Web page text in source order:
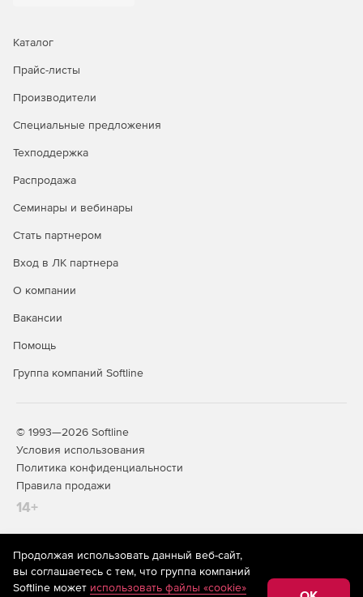
Volume Rendering
Линейные Передаточные функции для каждого
Фильтрация вокселей объемной модели в
реальном времени
дискретизации
Три взаимозаменяемых Алгоритма Накопления Света
данных со спутника
Отображение озёр, рек, дорог и городов слоями
Импортирование собственных карт ESRI
Polar
Поддержка множества угловых осей и осей
амплитуды
Цветовая палитра для окрашивания линий
Каталог
Прайс-листы
Производители
Специальные предложения
Техподдержка
Распродажа
Семинары и вебинары
Стать партнером
Вход в ЛК партнера
О компании
Вакансии
Помощь
Группа компаний Softline
© 1993—2026 Softline
Условия использования
Политика конфиденциальности
Правила продажи
14+
На информационном ресурсе store.softline.ru применяются
рекомендательные технологии(информационные технологии
предоставления информации на основе сбора,
Продолжая использовать данный веб-сайт,
вы соглашаетесь с тем, что группа компаний
Softline может использовать файлы «cookie»